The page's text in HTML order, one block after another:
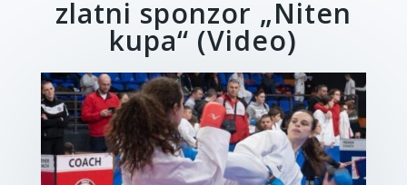
zlatni sponzor „Niten
kupa“ (Video)